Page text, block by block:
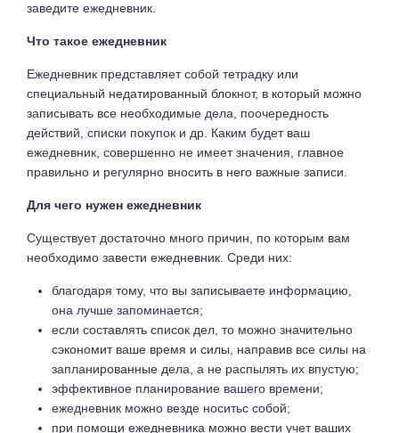
заведите ежедневник.
Что такое ежедневник
Ежедневник представляет собой тетрадку или
специальный недатированный блокнот, в который можно
записывать все необходимые дела, поочередность
действий, списки покупок и др. Каким будет ваш
ежедневник, совершенно не имеет значения, главное
правильно и регулярно вносить в него важные записи.
Для чего нужен ежедневник
Существует достаточно много причин, по которым вам
необходимо завести ежедневник. Среди них:
благодаря тому, что вы записываете информацию,
она лучше запоминается;
если составлять список дел, то можно значительно
сэкономит ваше время и силы, направив все силы на
запланированные дела, а не распылять их впустую;
эффективное планирование вашего времени;
ежедневник можно везде носитьс собой;
при помощи ежедневника можно вести учет ваших